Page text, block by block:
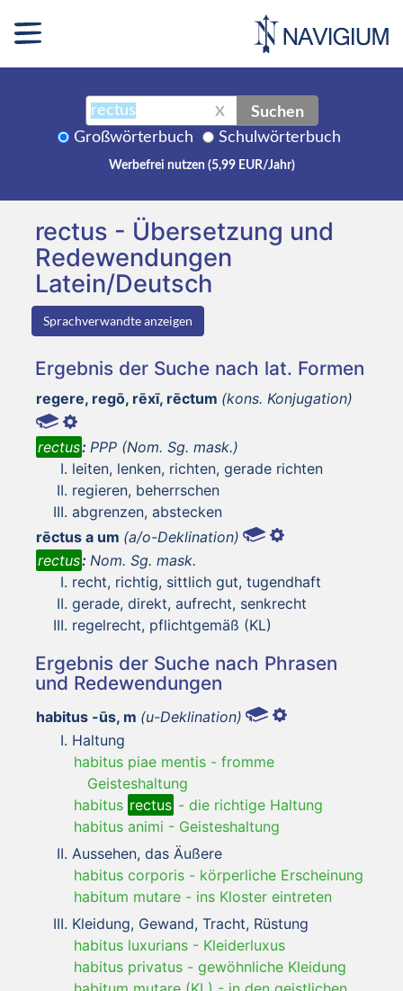
X Suchen
Großwörterbuch Schulwörterbuch
Werbefrei nutzen (5,99 EUR/Jahr)
rectus - Übersetzung und
Redewendungen
Latein/Deutsch
Sprachverwandte anzeigen
Ergebnis der Suche nach lat. Formen
regere, regō, rēxī, rēctum (kons. Konjugation)
rectus: PPP (Nom. Sg. mask.)
leiten, lenken, richten, gerade richten
regieren, beherrschen
abgrenzen, abstecken
rēctus a um (a/o-Deklination)
rectus: Nom. Sg. mask.
recht, richtig, sittlich gut, tugendhaft
gerade, direkt, aufrecht, senkrecht
regelrecht, pflichtgemäß (KL)
Ergebnis der Suche nach Phrasen
und Redewendungen
habitus -ūs, m (u-Deklination)
Haltung
habitus piae mentis - fromme
Geisteshaltung
habitus rectus - die richtige Haltung
habitus animi - Geisteshaltung
Aussehen, das Äußere
habitus corporis - körperliche Erscheinung
habitum mutare - ins Kloster eintreten
Kleidung, Gewand, Tracht, Rüstung
habitus luxurians - Kleiderluxus
habitus privatus - gewöhnliche Kleidung